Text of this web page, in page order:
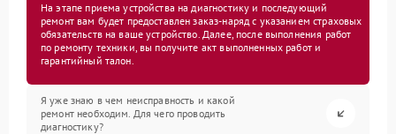
На этапе приема устройства на диагностику и последующий
ремонт вам будет предоставлен заказ-наряд с указанием страховых
обязательств на ваше устройство. Далее, после выполнения работ
по ремонту техники, вы получите акт выполненных работ и
гарантийный талон.
Я уже знаю в чем неисправность и какой
ремонт необходим. Для чего проводить
диагностику?